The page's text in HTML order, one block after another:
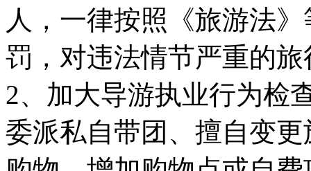
人，一律按照《旅游法
罚，对违法情节严重的
2、加大导游执业行为检
委派私自带团、擅自变